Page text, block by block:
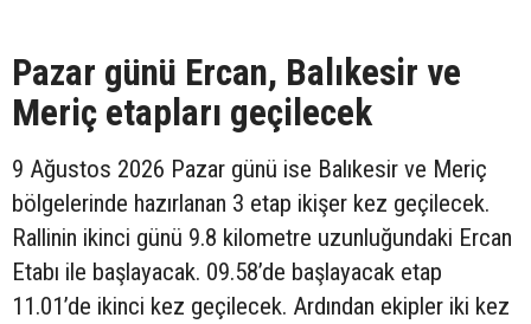
Pazar günü Ercan, Balıkesir ve
Meriç etapları geçilecek
9 Ağustos 2026 Pazar günü ise Balıkesir ve Meriç
bölgelerinde hazırlanan 3 etap ikişer kez geçilecek.
Rallinin ikinci günü 9.8 kilometre uzunluğundaki Ercan
Etabı ile başlayacak. 09.58’de başlayacak etap
11.01’de ikinci kez geçilecek. Ardından ekipler iki kez